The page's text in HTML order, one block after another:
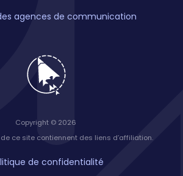
agences de communication
Copyright © 2026
ce site contiennent des liens d’affiliation.
de confidentialité